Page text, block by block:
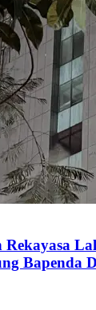
Rekayasa
Bapenda